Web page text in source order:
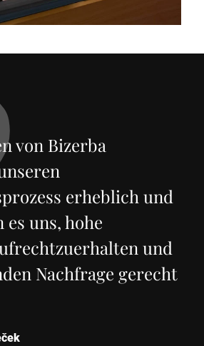
von Bizerba
erheblich und
uns, hohe
und
Nachfrage gerecht